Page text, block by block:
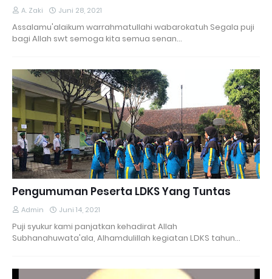
A. Zaki Juni 28, 2021
Assalamu'alaikum warrahmatullahi wabarokatuh Segala puji
bagi Allah swt semoga kita semua senan…
Pengumuman Peserta LDKS Yang Tuntas
Admin Juni 14, 2021
Puji syukur kami panjatkan kehadirat Allah
Subhanahuwata'ala, Alhamdulillah kegiatan LDKS tahun…